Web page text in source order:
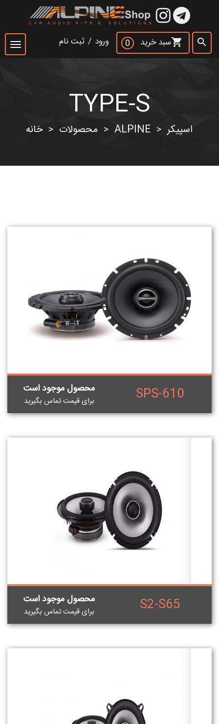
ورود / ثبت نام search
0 سبد خریدshopping_cart
Toggle
navigation
TYPE-S
خانه > محصولات > ALPINE > اسپیکر
SPS-610 محصول موجود است
برای قيمت تماس بگيريد
S2-S65 محصول موجود است
برای قيمت تماس بگيريد
×
search جست و جو